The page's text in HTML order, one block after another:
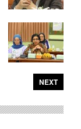
NEXT